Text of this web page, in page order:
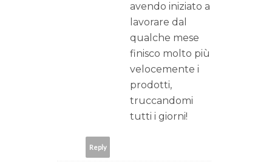
avendo iniziato a
lavorare dal
qualche mese
finisco molto più
velocemente i
prodotti,
truccandomi
tutti i giorni!
Reply